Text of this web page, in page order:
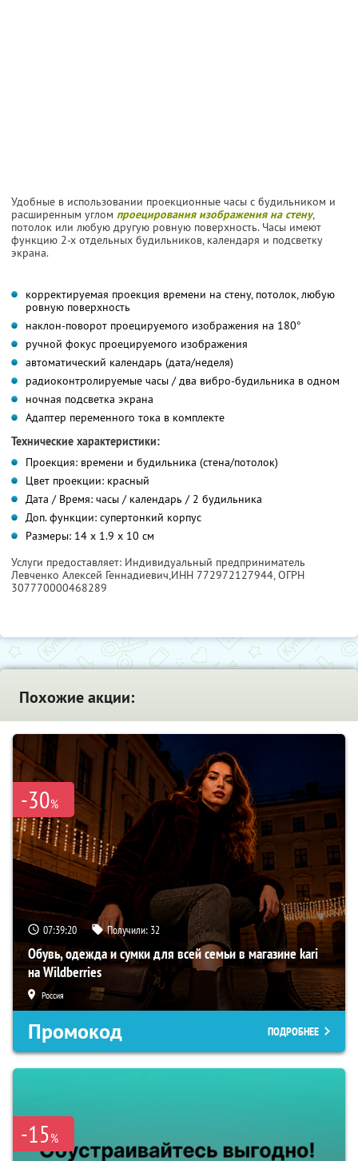
Удобные в использовании проекционные часы с будильником и
расширенным углом проецирования изображения на стену,
потолок или любую другую ровную поверхность. Часы имеют
функцию 2-х отдельных будильников, календаря и подсветку
экрана.
корректируемая проекция времени на стену, потолок, любую
ровную поверхность
наклон-поворот проецируемого изображения на 180°
ручной фокус проецируемого изображения
автоматический календарь (дата/неделя)
радиоконтролируемые часы / два вибро-будильника в одном
ночная подсветка экрана
Адаптер переменного тока в комплекте
Технические характеристики:
Проекция: времени и будильника (стена/потолок)
Цвет проекции: красный
Дата / Время: часы / календарь / 2 будильника
Доп. функции: супертонкий корпус
Размеры: 14 х 1.9 х 10 см
Услуги предоставляет: Индивидуальный предприниматель
Левченко Алексей Геннадиевич,ИНН 772972127944, ОГРН
307770000468289
Похожие акции:
-30%
07:39:18 Получили: 32
Обувь, одежда и сумки для всей семьи в магазине kari
на Wildberries
Россия
Промокод ПОДРОБНЕЕ
-15%